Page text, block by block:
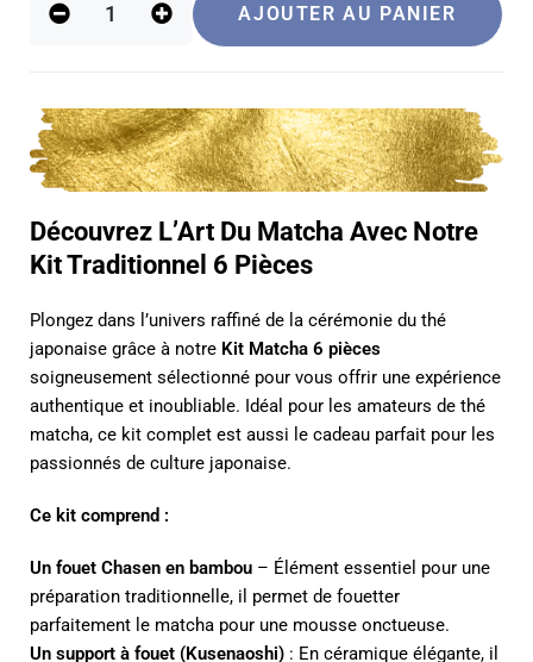
AJOUTER AU PANIER
Découvrez L’Art Du Matcha Avec Notre
Kit Traditionnel 6 Pièces
Plongez dans l’univers raffiné de la cérémonie du thé
japonaise grâce à notre Kit Matcha 6 pièces
soigneusement sélectionné pour vous offrir une expérience
authentique et inoubliable. Idéal pour les amateurs de thé
matcha, ce kit complet est aussi le cadeau parfait pour les
passionnés de culture japonaise.
Ce kit comprend :
Un fouet Chasen en bambou – Élément essentiel pour une
préparation traditionnelle, il permet de fouetter
parfaitement le matcha pour une mousse onctueuse.
Un support à fouet (Kusenaoshi) : En céramique élégante, il